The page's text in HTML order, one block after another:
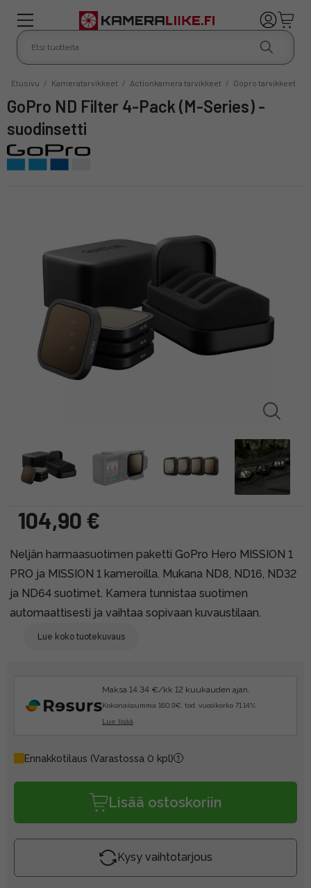
Etusivu / Kameratarvikkeet / Actionkamera tarvikkeet / Gopro tarvikkeet
GoPro ND Filter 4-Pack (M-Series) -
suodinsetti
104,90 €
Neljän harmaasuotimen paketti GoPro Hero MISSION 1
PRO ja MISSION 1 kameroilla. Mukana ND8, ND16, ND32
ja ND64 suotimet. Kamera tunnistaa suotimen
automaattisesti ja vaihtaa sopivaan kuvaustilaan.
Lue koko tuotekuvaus
Maksa 14.34 €/kk 12 kuukauden ajan.
Kokonaissumma 160.9€, tod. vuosikorko 71.14%.
Lue lisää
Ennakkotilaus (Varastossa 0 kpl)
Lisää ostoskoriin
Kysy vaihtotarjous